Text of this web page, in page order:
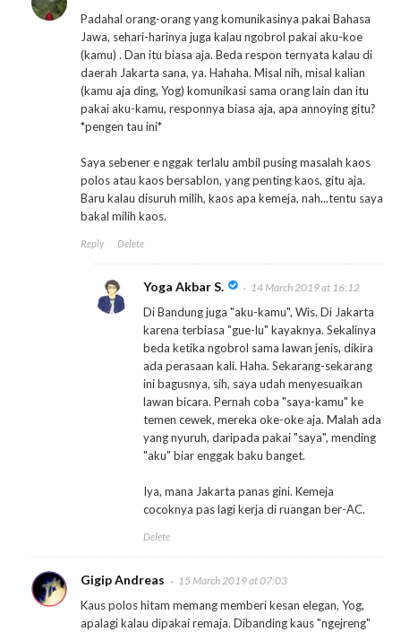
Padahal orang-orang yang komunikasinya pakai Bahasa
Jawa, sehari-harinya juga kalau ngobrol pakai aku-koe
(kamu) . Dan itu biasa aja. Beda respon ternyata kalau di
daerah Jakarta sana, ya. Hahaha. Misal nih, misal kalian
(kamu aja ding, Yog) komunikasi sama orang lain dan itu
pakai aku-kamu, responnya biasa aja, apa annoying gitu?
*pengen tau ini*
Saya sebener e nggak terlalu ambil pusing masalah kaos
polos atau kaos bersablon, yang penting kaos, gitu aja.
Baru kalau disuruh milih, kaos apa kemeja, nah...tentu saya
bakal milih kaos.
Reply Delete
Yoga Akbar S. 14 March 2019 at 16:12
Di Bandung juga "aku-kamu", Wis. Di Jakarta
karena terbiasa "gue-lu" kayaknya. Sekalinya
beda ketika ngobrol sama lawan jenis, dikira
ada perasaan kali. Haha. Sekarang-sekarang
ini bagusnya, sih, saya udah menyesuaikan
lawan bicara. Pernah coba "saya-kamu" ke
temen cewek, mereka oke-oke aja. Malah ada
yang nyuruh, daripada pakai "saya", mending
"aku" biar enggak baku banget.
Iya, mana Jakarta panas gini. Kemeja
cocoknya pas lagi kerja di ruangan ber-AC.
Delete
Gigip Andreas 15 March 2019 at 07:03
Kaus polos hitam memang memberi kesan elegan, Yog,
apalagi kalau dipakai remaja. Dibanding kaus "ngejreng"